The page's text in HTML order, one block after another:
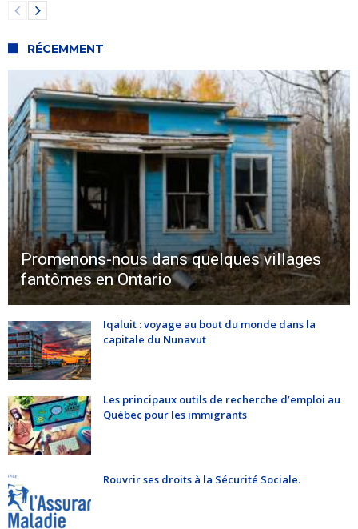
RÉCEMMENT
Promenons-nous dans quelques villages
fantômes en Ontario
Iqaluit : voyage au bout du monde dans la
capitale du Nunavut
Les principaux outils de recherche d’emploi au
Québec pour les immigrants
Rouvrir ses droits à la Sécurité Sociale.